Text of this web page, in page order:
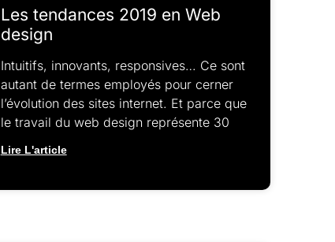
Les tendances 2019 en Web
design
Intuitifs, innovants, responsives… Ce sont
autant de termes employés pour cerner
l’évolution des sites internet. Et parce que
le travail du web design représente 30
Lire L'article